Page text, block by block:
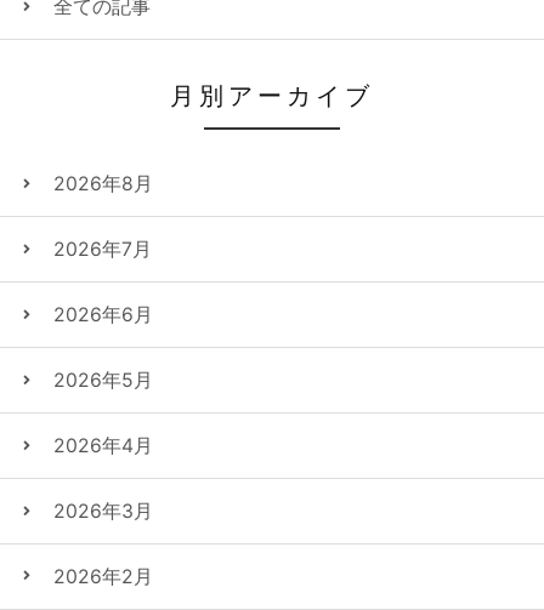
全ての記事
月別アーカイブ
2026年8月
2026年7月
2026年6月
2026年5月
2026年4月
2026年3月
2026年2月